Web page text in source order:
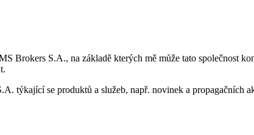
Brokers S.A., na základě kterých mě může tato společnost
týkající se produktů a služeb, např. novinek a propagačních